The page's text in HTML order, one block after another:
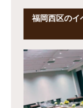
福岡西区のイ